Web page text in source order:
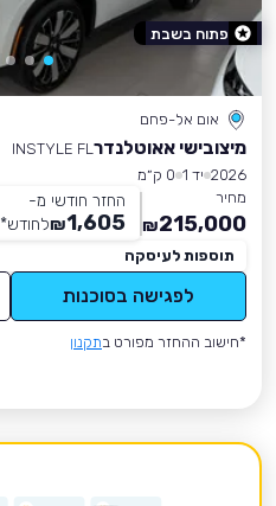
אום אל-פחם
מיצובישי אאוטלנדר INSTYLE FL
2026 יד 1
0 ק״מ
מחיר
215,000
₪
החזר חודשי מ-
1,605
₪לחודש*
תוספות לעיסקה
לפגישה בסוכנות
*חישוב ההחזר מפורט בתקנון
פתוח בשבת